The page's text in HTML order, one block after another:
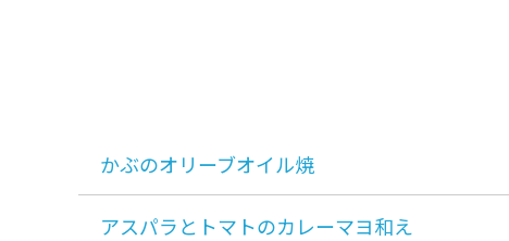
かぶのオリーブオイル焼
アスパラとトマトのカレーマヨ和え